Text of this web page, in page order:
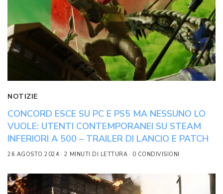
NOTIZIE
CONCORD ESCE SU PC E PS5 MA NESSUNO LO
VUOLE: UTENTI CONTEMPORANEI SU STEAM
INFERIORI A 500 – TRAILER DI LANCIO E PATCH
26 AGOSTO 2024 2 MINUTI DI LETTURA 0 CONDIVISIONI